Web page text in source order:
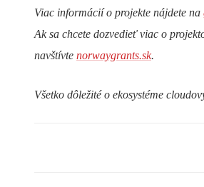
Viac informácií o projekte nájdete na
Ak sa chcete dozvedieť viac o
navštívte norwaygrants.sk.
Všetko dôležité o ekosystéme